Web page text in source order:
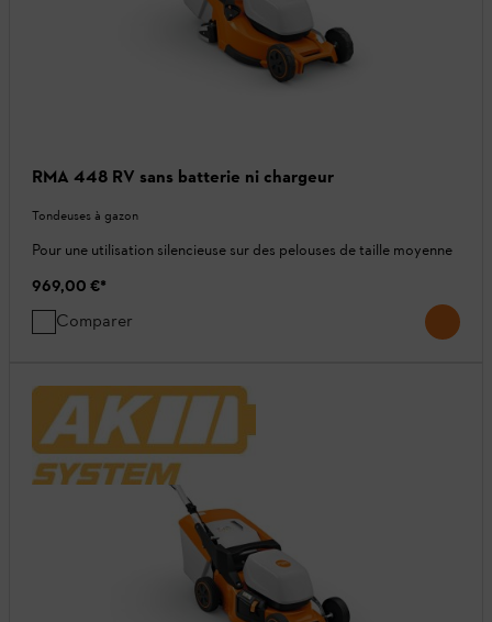
RMA 448 RV sans batterie ni chargeur
Tondeuses à gazon
Pour une utilisation silencieuse sur des pelouses de taille moyenne
969,00 €*
Comparer